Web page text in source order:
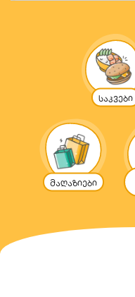
საკვები
Მაღაზიები